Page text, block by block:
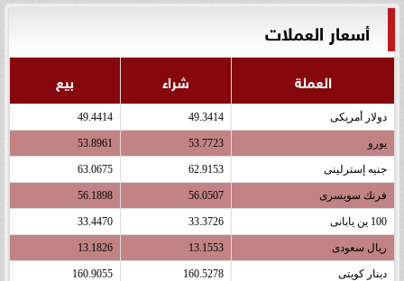
أسعار العملات
العملة شراء بيع
دولار أمريكى 49.3414
49.4414
يورو 53.7723
53.8961
جنيه إسترلينى 62.9153
63.0675
فرنك سويسرى 56.0507
56.1898
100 ين يابانى 33.3726
33.4470
ريال سعودى 13.1553
13.1826
دينار كويتى 160.5278
160.9055